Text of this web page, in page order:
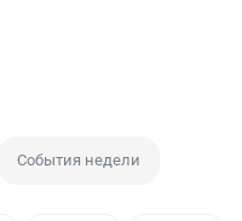
События недели